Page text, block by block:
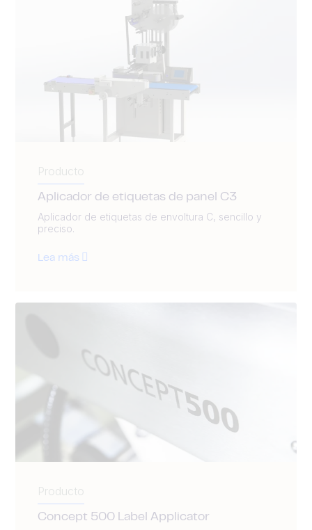
Producto
Aplicador de etiquetas de panel C3
Aplicador de etiquetas de envoltura C, sencillo y
preciso.
Lea más
Producto
Concept 500 Label Applicator